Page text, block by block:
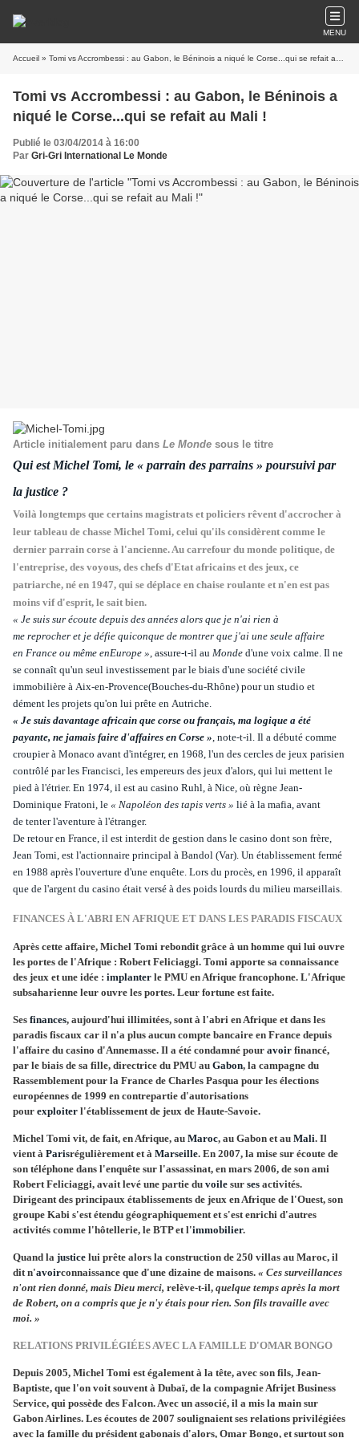
MENU
Accueil » Tomi vs Accrombessi : au Gabon, le Béninois a niqué le Corse...qui se refait au Mali !
Tomi vs Accrombessi : au Gabon, le Béninois a
niqué le Corse...qui se refait au Mali !
Publié le 03/04/2014 à 16:00
Par Gri-Gri International Le Monde
Article initialement paru dans Le Monde sous le titre
Qui est Michel Tomi, le « parrain des parrains » poursuivi par
la justice ?
Voilà longtemps que certains magistrats et policiers rêvent d'accrocher à
leur tableau de chasse Michel Tomi, celui qu'ils considèrent comme le
dernier parrain corse à l'ancienne. Au carrefour du monde politique, de
l'entreprise, des voyous, des chefs d'Etat africains et des jeux, ce
patriarche, né en 1947, qui se déplace en chaise roulante et n'en est pas
moins vif d'esprit, le sait bien.
« Je suis sur écoute depuis des années alors que je n'ai rien à
me reprocher et je défie quiconque de montrer que j'ai une seule affaire
en France ou même enEurope », assure-t-il au Monde d'une voix calme. Il ne
se connaît qu'un seul investissement par le biais d'une société civile
immobilière à Aix-en-Provence(Bouches-du-Rhône) pour un studio et
dément les projets qu'on lui prête en Autriche.
« Je suis davantage africain que corse ou français, ma logique a été
payante, ne jamais faire d'affaires en Corse », note-t-il. Il a débuté comme
croupier à Monaco avant d'intégrer, en 1968, l'un des cercles de jeux parisien
contrôlé par les Francisci, les empereurs des jeux d'alors, qui lui mettent le
pied à l'étrier. En 1974, il est au casino Ruhl, à Nice, où règne Jean-
Dominique Fratoni, le « Napoléon des tapis verts » lié à la mafia, avant
de tenterl'aventure à l'étranger.
De retour en France, il est interdit de gestion dans le casino dont son frère,
Jean Tomi, est l'actionnaire principal à Bandol (Var). Un établissement fermé
en 1988 après l'ouverture d'une enquête. Lors du procès, en 1996, il apparaît
que de l'argent du casino était versé à des poids lourds du milieu marseillais.
FINANCES À L'ABRI EN AFRIQUE ET DANS LES PARADIS FISCAUX
Après cette affaire, Michel Tomi rebondit grâce à un homme qui lui ouvre
les portes de l'Afrique : Robert Feliciaggi. Tomi apporte sa connaissance
des jeux et une idée : implanter le PMU en Afrique francophone. L'Afrique
subsaharienne leur ouvre les portes. Leur fortune est faite.
Ses finances, aujourd'hui illimitées, sont à l'abri en Afrique et dans les
paradis fiscaux car il n'a plus aucun compte bancaire en France depuis
l'affaire du casino d'Annemasse. Il a été condamné pour avoir financé,
par le biais de sa fille, directrice du PMU au Gabon, la campagne du
Rassemblement pour la France de Charles Pasqua pour les élections
européennes de 1999 en contrepartie d'autorisations
pour exploiter l'établissement de jeux de Haute-Savoie.
Michel Tomi vit, de fait, en Afrique, au Maroc, au Gabon et au Mali. Il
vient à Parisrégulièrement et à Marseille. En 2007, la mise sur écoute de
son téléphone dans l'enquête sur l'assassinat, en mars 2006, de son ami
Robert Feliciaggi, avait levé une partie du voile sur ses activités.
Dirigeant des principaux établissements de jeux en Afrique de l'Ouest, son
groupe Kabi s'est étendu géographiquement et s'est enrichi d'autres
activités comme l'hôtellerie, le BTP et l'immobilier.
Quand la justice lui prête alors la construction de 250 villas au Maroc, il
dit n'avoirconnaissance que d'une dizaine de maisons. « Ces surveillances
n'ont rien donné, mais Dieu merci, relève-t-il, quelque temps après la mort
de Robert, on a compris que je n'y étais pour rien. Son fils travaille avec
moi. »
RELATIONS PRIVILÉGIÉES AVEC LA FAMILLE D'OMAR BONGO
Depuis 2005, Michel Tomi est également à la tête, avec son fils, Jean-
Baptiste, que l'on voit souvent à Dubaï, de la compagnie Afrijet Business
Service, qui possède des Falcon. Avec un associé, il a mis la main sur
Gabon Airlines. Les écoutes de 2007 soulignaient ses relations privilégiées
avec la famille du président gabonais d'alors, Omar Bongo, et surtout son